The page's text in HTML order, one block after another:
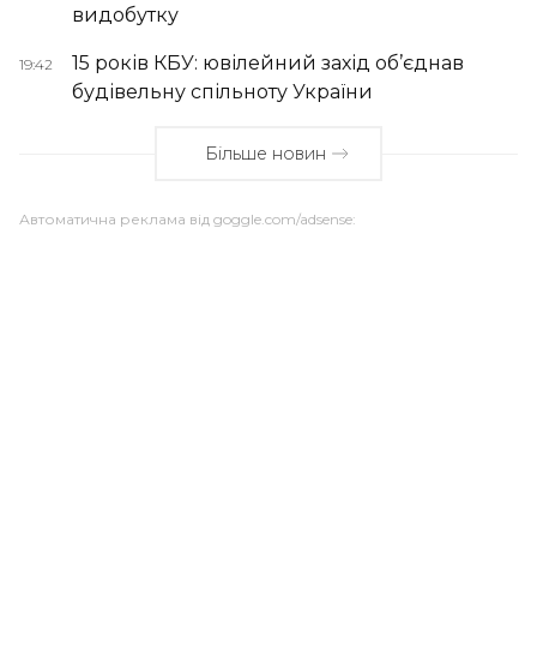
видобутку
19:42
15 років КБУ: ювілейний захід об’єднав
будівельну спільноту України
Більше новин
Автоматична реклама від goggle.com/adsense: